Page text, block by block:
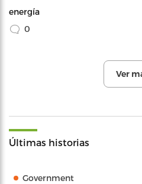
energía
0
Ver
Últimas historias
Government